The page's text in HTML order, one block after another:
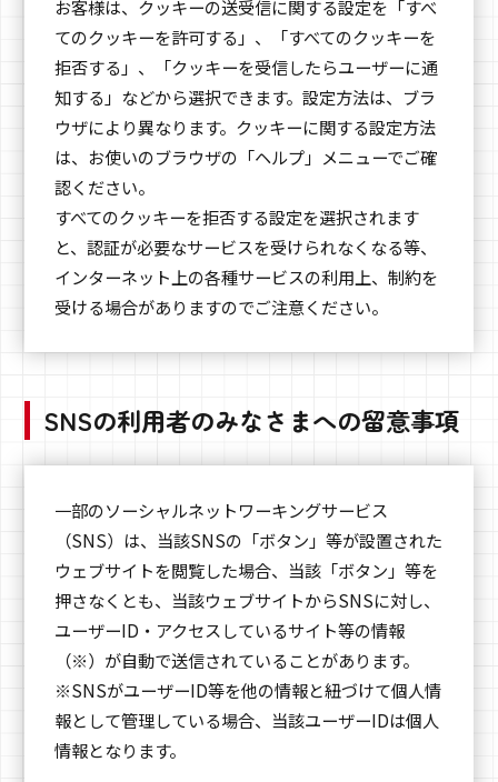
お客様は、クッキーの送受信に関する設定を「すべ
てのクッキーを許可する」、「すべてのクッキーを
拒否する」、「クッキーを受信したらユーザーに通
知する」などから選択できます。設定方法は、ブラ
ウザにより異なります。クッキーに関する設定方法
は、お使いのブラウザの「ヘルプ」メニューでご確
認ください。
すべてのクッキーを拒否する設定を選択されます
と、認証が必要なサービスを受けられなくなる等、
インターネット上の各種サービスの利用上、制約を
受ける場合がありますのでご注意ください。
SNSの利用者のみなさまへの留意事項
一部のソーシャルネットワーキングサービス
（SNS）は、当該SNSの「ボタン」等が設置された
ウェブサイトを閲覧した場合、当該「ボタン」等を
押さなくとも、当該ウェブサイトからSNSに対し、
ユーザーID・アクセスしているサイト等の情報
（※）が自動で送信されていることがあります。
※SNSがユーザーID等を他の情報と紐づけて個人情
報として管理している場合、当該ユーザーIDは個人
情報となります。